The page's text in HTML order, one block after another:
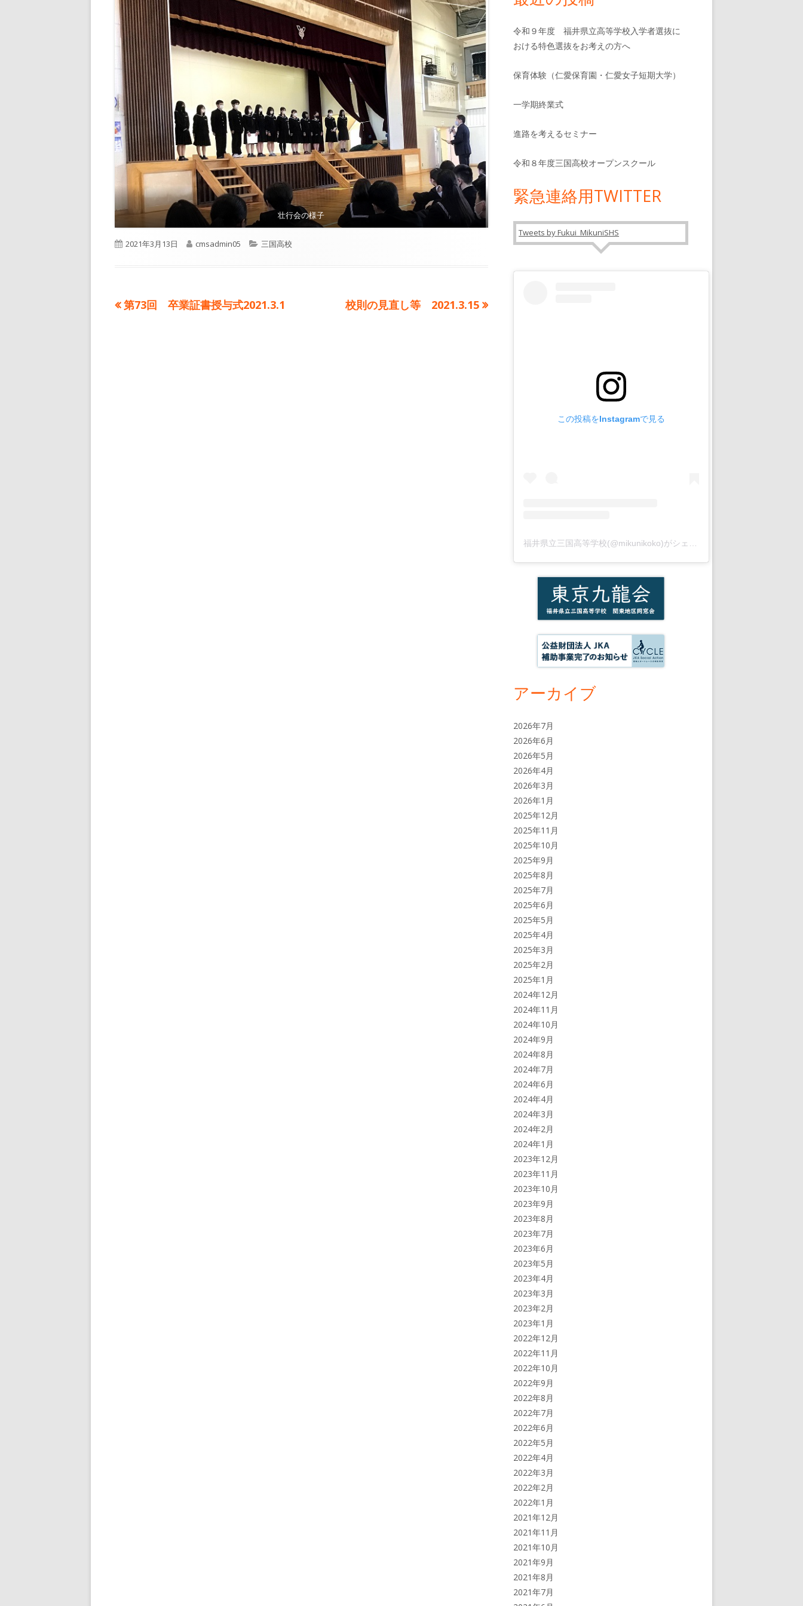
壮行会の様子
公
2021年3月13日
作
cmsadmin05
カ
三国高校
投前
第73回 卒業証書授与式2021.3.1
次
校則の見直し等 2021.3.15
ー
令和９年度 福井県立高等学校入学者選抜に
おける特色選抜をお考えの方へ
保育体験（仁愛保育園・仁愛女子短期大学）
一学期終業式
進路を考えるセミナー
令和８年度三国高校オープンスクール
緊急連絡用TWITTER
Tweets by Fukui_MikuniSHS
この投稿をInstagramで見る
アーカイブ
2026年7月
2026年6月
2026年5月
2026年4月
2026年3月
2026年1月
2025年12月
2025年11月
2025年10月
2025年9月
2025年8月
2025年7月
2025年6月
2025年5月
2025年4月
2025年3月
2025年2月
2025年1月
2024年12月
2024年11月
2024年10月
2024年9月
2024年8月
2024年7月
2024年6月
2024年4月
2024年3月
2024年2月
2024年1月
2023年12月
2023年11月
2023年10月
2023年9月
2023年8月
2023年7月
2023年6月
2023年5月
2023年4月
2023年3月
2023年2月
2023年1月
2022年12月
2022年11月
2022年10月
2022年9月
2022年8月
2022年7月
2022年6月
2022年5月
2022年4月
2022年3月
2022年2月
2022年1月
2021年12月
2021年11月
2021年10月
2021年9月
2021年8月
2021年7月